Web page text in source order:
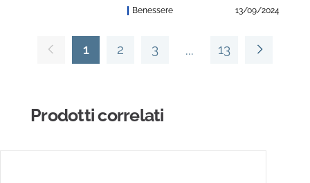
Benessere 13/09/2024
1 2 3 13
Prodotti correlati